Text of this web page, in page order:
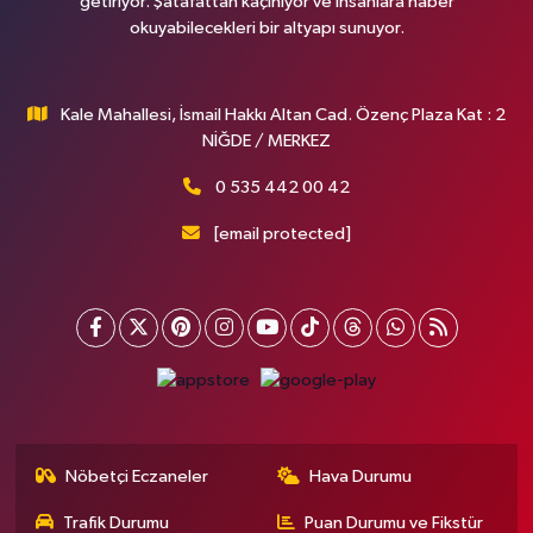
okuyabilecekleri bir altyapı sunuyor.
Kale Mahallesi, İsmail Hakkı Altan Cad. Özenç Plaza Kat : 2
NİĞDE / MERKEZ
0 535 442 00 42
[email protected]
Nöbetçi Eczaneler Hava Durumu
Trafik Durumu Puan Durumu ve Fikstür